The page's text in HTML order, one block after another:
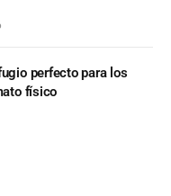
perfecto para los
físico